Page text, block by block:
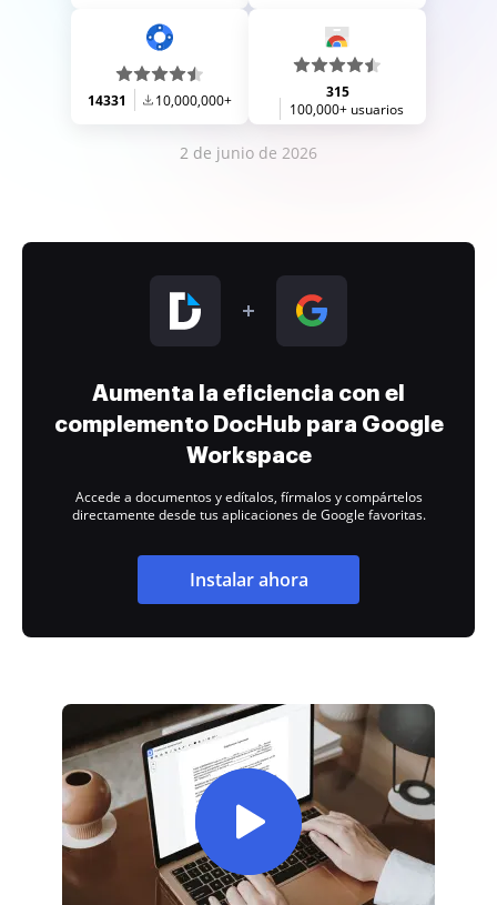
14331 10,000,000+
315
100,000+ usuarios
2 de junio de 2026
Aumenta la eficiencia con el
complemento DocHub para Google
Workspace
Accede a documentos y edítalos, fírmalos y compártelos
directamente desde tus aplicaciones de Google favoritas.
Instalar ahora